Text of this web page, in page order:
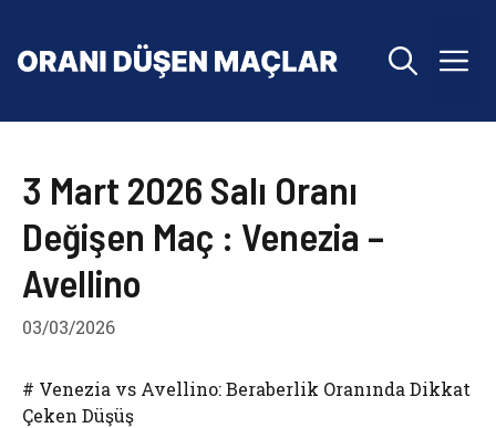
3 Mart 2026 Salı Oranı
Değişen Maç : Venezia –
Avellino
03/03/2026
# Venezia vs Avellino: Beraberlik Oranında Dikkat
Çeken Düşüş